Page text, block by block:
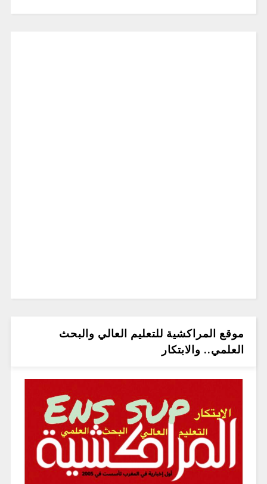
موقع المراكشية للتعليم العالي والبحث
العلمي.. والابتكار